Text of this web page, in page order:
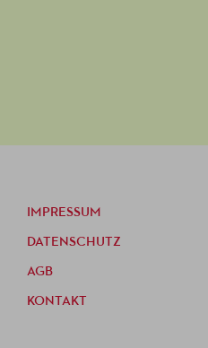
IMPRESSUM
DATENSCHUTZ
AGB
KONTAKT